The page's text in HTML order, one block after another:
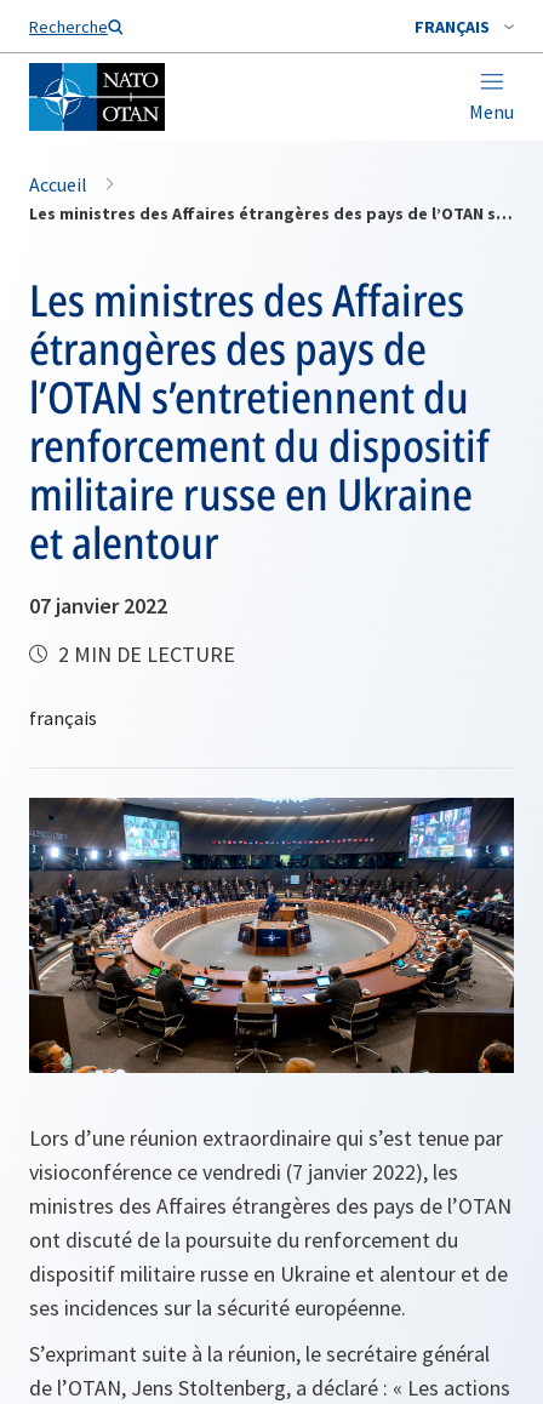
Recherche FRANÇAIS
Menu
Nom de famille*
Accueil
Les ministres des Affaires étrangères des pays de l’OTAN s’entretiennent du renforcement du dispositif militaire russe en Ukraine et alentour
Les ministres des Affaires
étrangères des pays de
l’OTAN s’entretiennent du
renforcement du dispositif
militaire russe en Ukraine
et alentour
07 janvier 2022
2 MIN DE LECTURE
Lors d’une réunion extraordinaire qui s’est tenue par
visioconférence ce vendredi (7 janvier 2022), les
ministres des Affaires étrangères des pays de l’OTAN
ont discuté de la poursuite du renforcement du
dispositif militaire russe en Ukraine et alentour et de
ses incidences sur la sécurité européenne.
S’exprimant suite à la réunion, le secrétaire général
de l’OTAN, Jens Stoltenberg, a déclaré : « Les actions